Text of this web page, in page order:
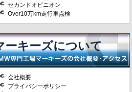
セカンドオピニオン
Over10万km走行車点検
ーキーズについて
会社概要
プライバシーポリシー